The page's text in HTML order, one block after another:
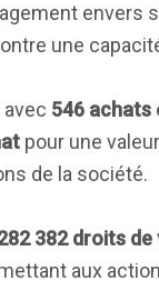
envers
une
546 achats
pour une
de la société.
382 droits de
aux